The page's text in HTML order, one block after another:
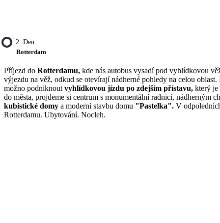
2. Den
Rotterdam
Příjezd do Rotterdamu, kde nás autobus vysadí pod vyhlídkovou
výjezdu na věž, odkud se otevírají nádherné pohledy na celou
možno podniknout vyhlídkovou jízdu po zdejším přístavu, který je
do města, projdeme si centrum s monumentální radnicí, nádherným
kubistické domy a moderní stavbu domu "Pastelka". V
Rotterdamu. Ubytování. Nocleh.